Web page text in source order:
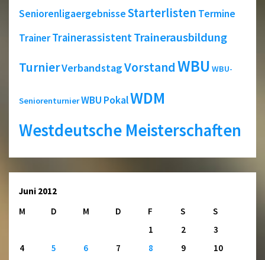
SeniorenligaergebnisseStarterlisten Termine
TrainerTrainerassistentTrainerausbildung
TurnierVerbandstagVorstandWBU WBU-
SeniorenturnierWBU PokalWDM
Westdeutsche Meisterschaften
Juni 2012
M
D M D F S
S
1
2
3
4
5 6 7 8 9
10